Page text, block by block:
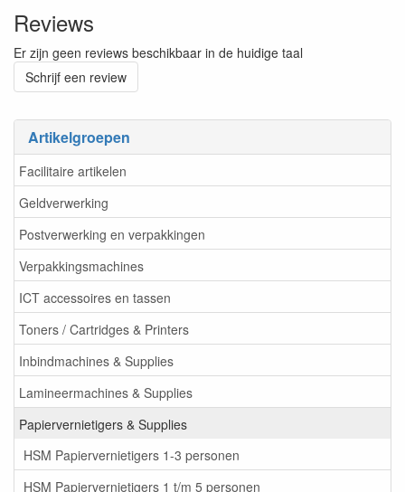
Artikelgroepen
Facilitaire artikelen
Geldverwerking
Postverwerking en verpakkingen
Verpakkingsmachines
ICT accessoires en tassen
Toners / Cartridges & Printers
Inbindmachines & Supplies
Lamineermachines & Supplies
Papiervernietigers & Supplies
HSM Papiervernietigers 1-3 personen
HSM Papiervernietigers 1 t/m 5 personen
Reviews
Er zijn geen reviews beschikbaar in de huidige taal
Schrijf een review